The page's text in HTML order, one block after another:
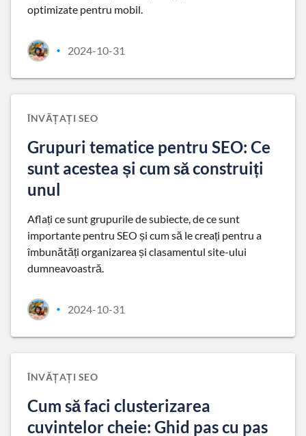
optimizate pentru mobil.
• 2024-10-31
ÎNVĂȚAȚI SEO
Grupuri tematice pentru SEO: Ce
sunt acestea și cum să construiți
unul
Aflați ce sunt grupurile de subiecte, de ce sunt
importante pentru SEO și cum să le creați pentru a
îmbunătăți organizarea și clasamentul site-ului
dumneavoastră.
• 2024-10-31
ÎNVĂȚAȚI SEO
Cum să faci clusterizarea
cuvintelor cheie: Ghid pas cu pas